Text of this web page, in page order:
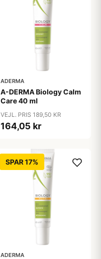
ADERMA
A-DERMA Biology Calm
Care 40 ml
VEJL. PRIS 189,50 KR
164,05 kr
SPAR 17%
ADERMA